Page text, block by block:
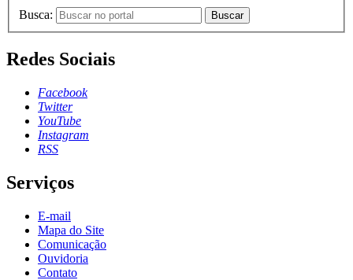
Busca: Buscar
Redes Sociais
Facebook
Twitter
YouTube
Instagram
RSS
Serviços
E-mail
Mapa do Site
Comunicação
Ouvidoria
Contato